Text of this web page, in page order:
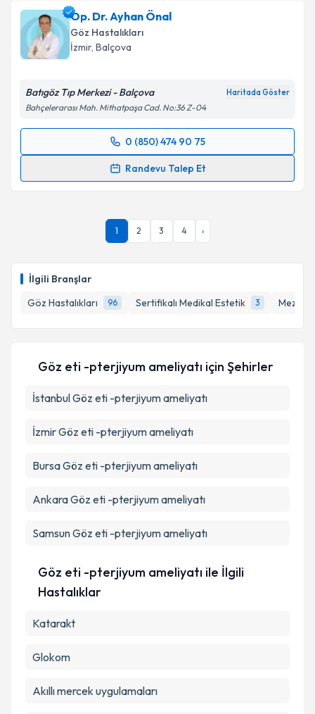
İlgili Branşlar
Göz Hastalıkları
96 Sertifikalı Medikal Estetik 3
Op. Dr. Ayhan Önal
Göz Hastalıkları
İzmir, Balçova
Batıgöz Tıp Merkezi - Balçova Haritada Göster
Bahçelerarası Mah. Mithatpaşa Cad. No:36 Z-04
0 (850) 474 90 75
Randevu Talep Et
Randevu Takvimi Talebi
takvim hazırlandığında e-posta ile bilgilendireceğiz.
Takvim Talebini Gönder
1 2 3 4 ›
Göz eti -pterjiyum ameliyatı için Şehirler
İstanbulGöz eti -pterjiyum ameliyatı
İzmirGöz eti -pterjiyum ameliyatı
BursaGöz eti -pterjiyum ameliyatı
AnkaraGöz eti -pterjiyum ameliyatı
SamsunGöz eti -pterjiyum ameliyatı
Göz eti -pterjiyum ameliyatı ile İlgili
Hastalıklar
Katarakt
Glokom
Akıllı mercek uygulamaları